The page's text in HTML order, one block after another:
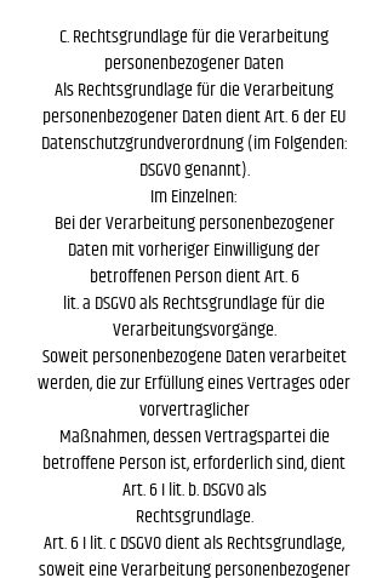
C. Rechtsgrundlage für die Verarbeitung
personenbezogener Daten
Als Rechtsgrundlage für die Verarbeitung
personenbezogener Daten dient Art. 6 der EU
Datenschutzgrundverordnung (im Folgenden:
DSGVO genannt).
Im Einzelnen:
Bei der Verarbeitung personenbezogener
Daten mit vorheriger Einwilligung der
betroffenen Person dient Art. 6
lit. a DSGVO als Rechtsgrundlage für die
Verarbeitungsvorgänge.
Soweit personenbezogene Daten verarbeitet
werden, die zur Erfüllung eines Vertrages oder
vorvertraglicher
Maßnahmen, dessen Vertragspartei die
betroffene Person ist, erforderlich sind, dient
Art. 6 I lit. b. DSGVO als
Rechtsgrundlage.
Art. 6 I lit. c DSGVO dient als Rechtsgrundlage,
soweit eine Verarbeitung personenbezogener